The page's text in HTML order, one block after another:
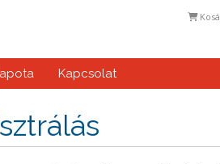
Kapcsolat